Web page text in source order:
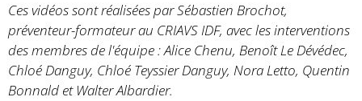
Ces vidéos sont réalisées par Sébastien Brochot,
préventeur-formateur au CRIAVS IDF, avec les interventions
des membres de l'équipe : Alice Chenu, Benoît Le Dévédec,
Chloé Danguy, Chloé Teyssier Danguy, Nora Letto, Quentin
Bonnald et Walter Albardier.